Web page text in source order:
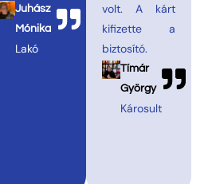
Juhász
Mónika
Lakó
volt. A kárt
kifizette a
biztosító.
Tímár
György
Károsult